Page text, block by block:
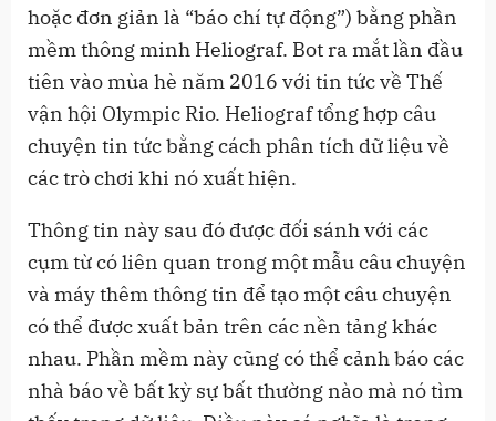
hoặc đơn giản là “báo chí tự động”) bằng phần
mềm thông minh Heliograf. Bot ra mắt lần đầu
tiên vào mùa hè năm 2016 với tin tức về Thế
vận hội Olympic Rio. Heliograf tổng hợp câu
chuyện tin tức bằng cách phân tích dữ liệu về
các trò chơi khi nó xuất hiện.
Thông tin này sau đó được đối sánh với các
cụm từ có liên quan trong một mẫu câu chuyện
và máy thêm thông tin để tạo một câu chuyện
có thể được xuất bản trên các nền tảng khác
nhau. Phần mềm này cũng có thể cảnh báo các
nhà báo về bất kỳ sự bất thường nào mà nó tìm